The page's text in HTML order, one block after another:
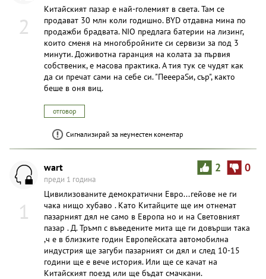
2
Китайският пазар е най-големият в света. Там се
продават 30 млн коли годишно. BYD отдавна мина по
продажби брадвата. NIO предлага батерии на лизинг,
които сменя на многобройните си сервизи за под 3
минути. Доживотна гаранция на колата за първия
собственик, е масова практика. А тия тук се чудят как
да си пречат сами на себе си. "ПееераSи, сър", както
беше в оня виц.
отговор
Сигнализирай за неуместен коментар
1
2 0
wart
преди 1 година
Цивилизованите демократични Евро...гейове не ги
чака нищо хубаво . Като Китайците ще им отнемат
пазарният дял не само в Европа но и на Световният
пазар . Д. Тръмп с въведените мита ще ги довърши така
,ч е в близките годин Европейската автомобилна
индустрия ще загуби пазарният си дял и след 10-15
години ще е вече история. Или ще се качат на
Китайският поезд или ще бъдат смачкани.